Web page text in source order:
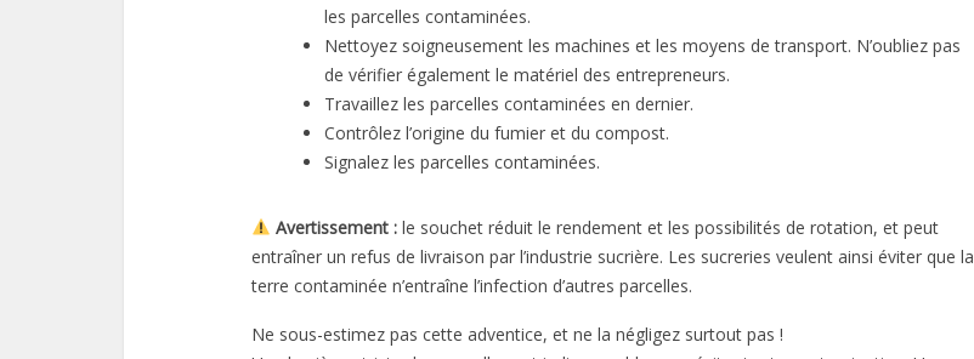
les parcelles contaminées.
Nettoyez soigneusement les machines et les moyens de transport. N’oubliez pas
de vérifier également le matériel des entrepreneurs.
Travaillez les parcelles contaminées en dernier.
Contrôlez l’origine du fumier et du compost.
Signalez les parcelles contaminées.
Avertissement :le souchet réduit le rendement et les possibilités de rotation, et peut
entraîner un refus de livraison par l’industrie sucrière. Les sucreries veulent ainsi éviter que la
terre contaminée n’entraîne l’infection d’autres parcelles.
Ne sous-estimez pas cette adventice, et ne la négligez surtout pas !